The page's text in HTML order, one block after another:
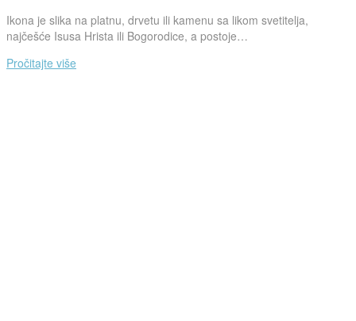
Ikona je slika na platnu, drvetu ili kamenu sa likom svetitelja,
najčešće Isusa Hrista ili Bogorodice, a postoje…
Pročitajte više